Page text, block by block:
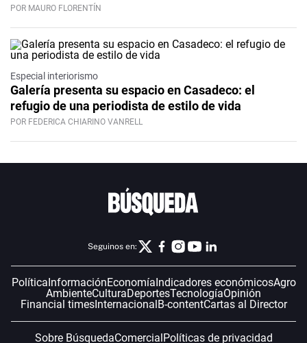
POR MAURO FLORENTÍN
Especial interiorismo
Galería presenta su espacio en Casadeco: el
refugio de una periodista de estilo de vida
POR FEDERICA CHIARINO VANRELL
Seguinos en:
PolíticaInformaciónEconomíaIndicadores económicosAgro
AmbienteCulturaDeportesTecnologíaOpinión
Financial timesInternacionalB-contentCartas al Director
Sobre BúsquedaComercialPolíticas de privacidad